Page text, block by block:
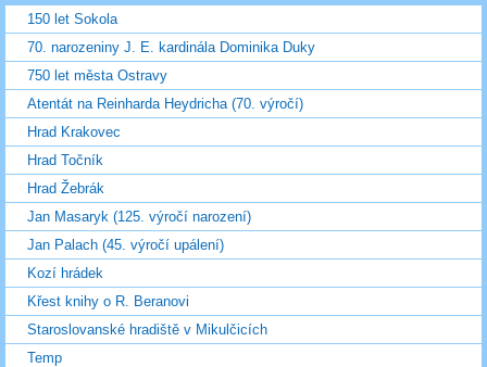
150 let Sokola
70. narozeniny J. E. kardinála Dominika Duky
750 let města Ostravy
Atentát na Reinharda Heydricha (70. výročí)
Hrad Krakovec
Hrad Točník
Hrad Žebrák
Jan Masaryk (125. výročí narození)
Jan Palach (45. výročí upálení)
Kozí hrádek
Křest knihy o R. Beranovi
Staroslovanské hradiště v Mikulčicích
Temp